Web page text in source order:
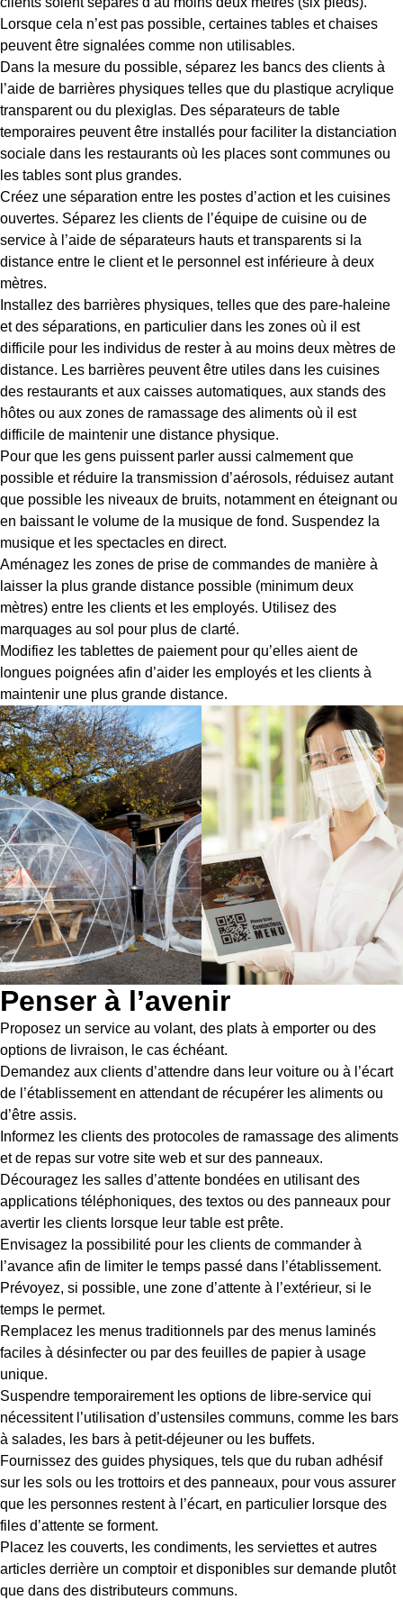
Lorsque cela n’est pas possible, certaines tables et chaises
peuvent être signalées comme non utilisables.
Dans la mesure du possible, séparez les bancs des clients à
l’aide de barrières physiques telles que du plastique acrylique
transparent ou du plexiglas. Des séparateurs de table
temporaires peuvent être installés pour faciliter la distanciation
sociale dans les restaurants où les places sont communes ou
les tables sont plus grandes.
Créez une séparation entre les postes d’action et les cuisines
ouvertes. Séparez les clients de l’équipe de cuisine ou de
service à l’aide de séparateurs hauts et transparents si la
distance entre le client et le personnel est inférieure à deux
mètres.
Installez des barrières physiques, telles que des pare-haleine
et des séparations, en particulier dans les zones où il est
difficile pour les individus de rester à au moins deux mètres de
distance. Les barrières peuvent être utiles dans les cuisines
des restaurants et aux caisses automatiques, aux stands des
hôtes ou aux zones de ramassage des aliments où il est
difficile de maintenir une distance physique.
Pour que les gens puissent parler aussi calmement que
possible et réduire la transmission d’aérosols, réduisez autant
que possible les niveaux de bruits, notamment en éteignant ou
en baissant le volume de la musique de fond. Suspendez la
musique et les spectacles en direct.
Aménagez les zones de prise de commandes de manière à
laisser la plus grande distance possible (minimum deux
mètres) entre les clients et les employés. Utilisez des
marquages au sol pour plus de clarté.
Modifiez les tablettes de paiement pour qu’elles aient de
longues poignées afin d’aider les employés et les clients à
maintenir une plus grande distance.
Penser à l’avenir
Proposez un service au volant, des plats à emporter ou des
options de livraison, le cas échéant.
Demandez aux clients d’attendre dans leur voiture ou à l’écart
de l’établissement en attendant de récupérer les aliments ou
d’être assis.
Informez les clients des protocoles de ramassage des aliments
et de repas sur votre site web et sur des panneaux.
Découragez les salles d’attente bondées en utilisant des
applications téléphoniques, des textos ou des panneaux pour
avertir les clients lorsque leur table est prête.
Envisagez la possibilité pour les clients de commander à
l’avance afin de limiter le temps passé dans l’établissement.
Prévoyez, si possible, une zone d’attente à l’extérieur, si le
temps le permet.
Remplacez les menus traditionnels par des menus laminés
faciles à désinfecter ou par des feuilles de papier à usage
unique.
Suspendre temporairement les options de libre-service qui
nécessitent l’utilisation d’ustensiles communs, comme les bars
à salades, les bars à petit-déjeuner ou les buffets.
Fournissez des guides physiques, tels que du ruban adhésif
sur les sols ou les trottoirs et des panneaux, pour vous assurer
que les personnes restent à l’écart, en particulier lorsque des
files d’attente se forment.
Placez les couverts, les condiments, les serviettes et autres
articles derrière un comptoir et disponibles sur demande plutôt
que dans des distributeurs communs.